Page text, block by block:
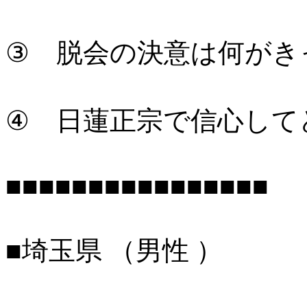
③ 脱会の決意は何がき
④ 日蓮正宗で信心して
■埼玉県 （男性 ）